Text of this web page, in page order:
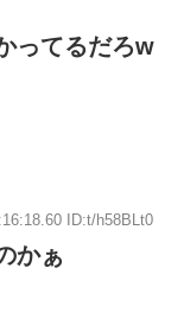
ってるだろw
ID:t/h58BLt0
かぁ